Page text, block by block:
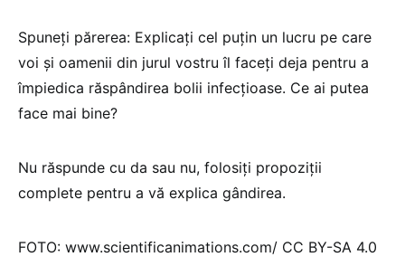
Spuneți părerea: Explicați cel puțin un lucru pe care
voi și oamenii din jurul vostru îl faceți deja pentru a
împiedica răspândirea bolii infecțioase. Ce ai putea
face mai bine?
Nu răspunde cu da sau nu, folosiți propoziții
complete pentru a vă explica gândirea.
FOTO: www.scientificanimations.com/ CC BY-SA 4.0